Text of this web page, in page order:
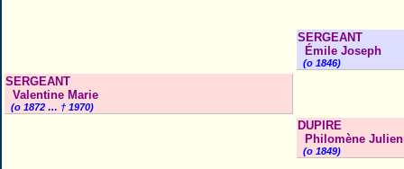
SERGEANT
Valentine Marie
(o 1872 … † 1970)
SERGEANT
Émile Joseph
(o 1846)
DUPIRE
Philomène
(o 1849)